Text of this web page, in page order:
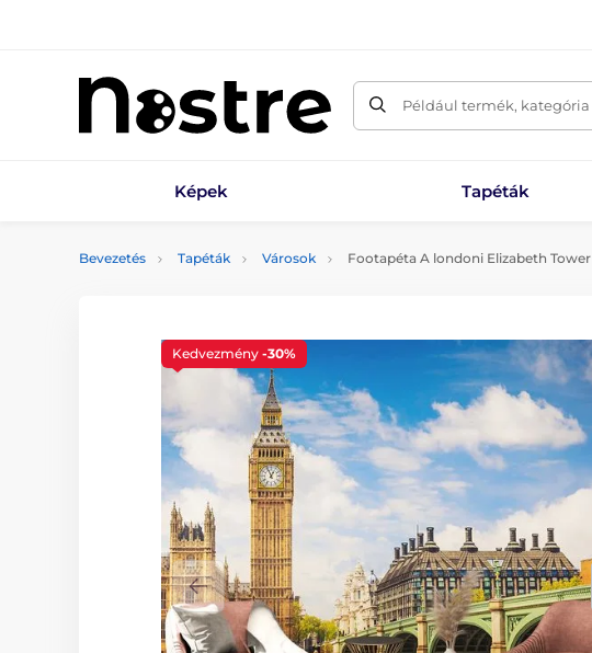
Például termék, kategória
Képek Tapéták
Bevezetés Tapéták Városok Footapéta A londoni Elizabeth Tower
Kedvezmény -30%